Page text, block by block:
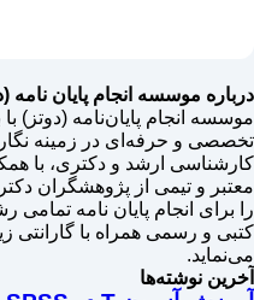
درباره موسسه انجام پایان نامه
تخصصی و حرفه‌ای در زمینه
کارشناسی ارشد و دکتری، با
معتبر و تیمی از پژوهشگران
را برای انجام پایان نامه تمامی
می‌نماید.
آخرین نوشته‌ها